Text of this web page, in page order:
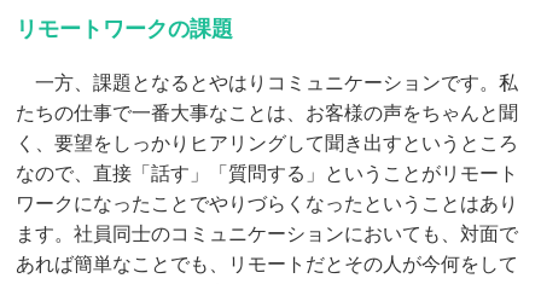
リモートワークの課題
一方、課題となるとやはりコミュニケーションです。私
たちの仕事で一番大事なことは、お客様の声をちゃんと聞
く、要望をしっかりヒアリングして聞き出すというところ
なので、直接「話す」「質問する」ということがリモート
ワークになったことでやりづらくなったということはあり
ます。社員同士のコミュニケーションにおいても、対面で
あれば簡単なことでも、リモートだとその人が今何をして